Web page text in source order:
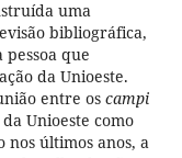
uma
bibliográfica,
que
da Unioeste.
entre os campi
Unioeste como
nos últimos anos, a